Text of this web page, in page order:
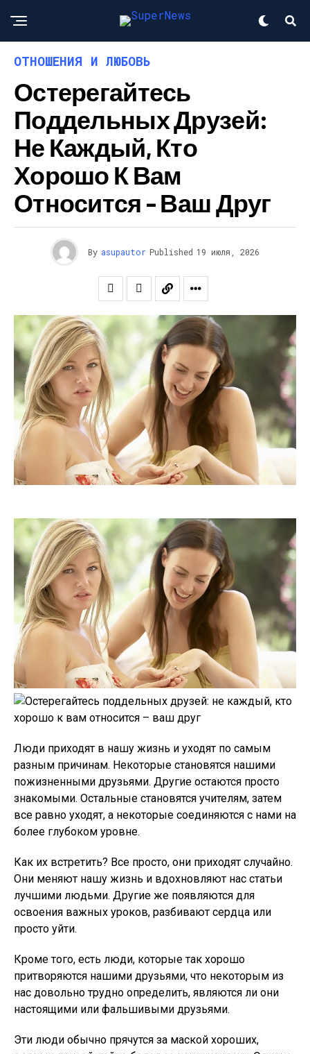
ОТНОШЕНИЯ И ЛЮБОВЬ
Остерегайтесь
Поддельных Друзей:
Не Каждый, Кто
Хорошо К Вам
Относится – Ваш Друг
By asupautor Published 19 июля, 2026
Люди приходят в нашу жизнь и уходят по самым
разным причинам. Некоторые становятся нашими
пожизненными друзьями. Другие остаются просто
знакомыми. Остальные становятся учителям, затем
все равно уходят, а некоторые соединяются с нами на
более глубоком уровне.
Как их встретить? Все просто, они приходят случайно.
Они меняют нашу жизнь и вдохновляют нас статьи
лучшими людьми. Другие же появляются для
освоения важных уроков, разбивают сердца или
просто уйти.
Кроме того, есть люди, которые так хорошо
притворяются нашими друзьями, что некоторым из
нас довольно трудно определить, являются ли они
настоящими или фальшивыми друзьями.
Эти люди обычно прячутся за маской хороших,